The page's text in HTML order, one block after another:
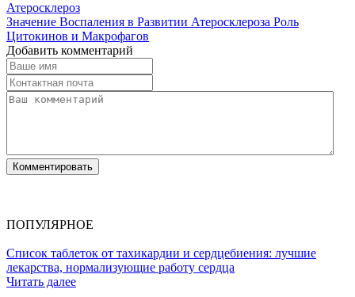
Атеросклероз
Значение Воспаления в Развитии Атеросклероза Роль
Цитокинов и Макрофагов
Добавить комментарий
ПОПУЛЯРНОЕ
Список таблеток от тахикардии и сердцебиения: лучшие
лекарства, нормализующие работу сердца
Читать далее